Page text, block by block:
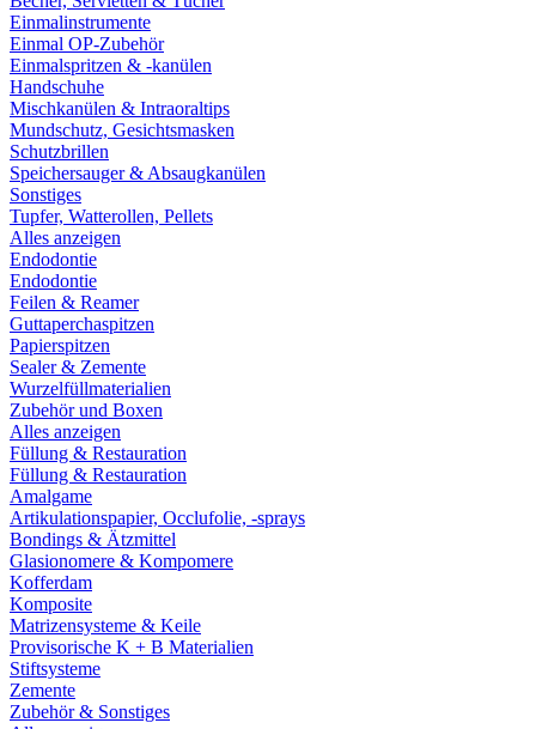
Einmalinstrumente
Einmal OP-Zubehör
Einmalspritzen & -kanülen
Handschuhe
Mischkanülen & Intraoraltips
Mundschutz, Gesichtsmasken
Schutzbrillen
Speichersauger & Absaugkanülen
Sonstiges
Tupfer, Watterollen, Pellets
Alles anzeigen
Endodontie
Endodontie
Feilen & Reamer
Guttaperchaspitzen
Papierspitzen
Sealer & Zemente
Wurzelfüllmaterialien
Zubehör und Boxen
Alles anzeigen
Füllung & Restauration
Füllung & Restauration
Amalgame
Artikulationspapier, Occlufolie, -sprays
Bondings & Ätzmittel
Glasionomere & Kompomere
Kofferdam
Komposite
Matrizensysteme & Keile
Provisorische K + B Materialien
Stiftsysteme
Zemente
Zubehör & Sonstiges